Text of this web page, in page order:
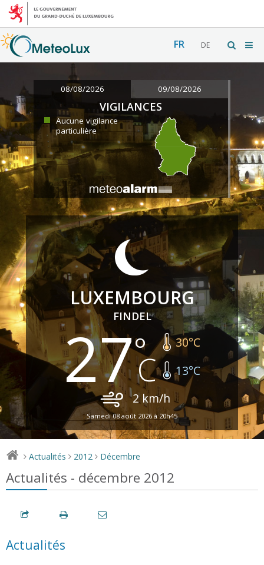
FR DE
08/08/2026 09/08/2026
VIGILANCES
Aucune vigilance
particulière
LUXEMBOURG
FINDEL
27 30°C
13°C
2 km/h
Samedi 08 août 2026 à 20h45
> Actualités > 2012 > Décembre
Actualités - décembre 2012
Actualités